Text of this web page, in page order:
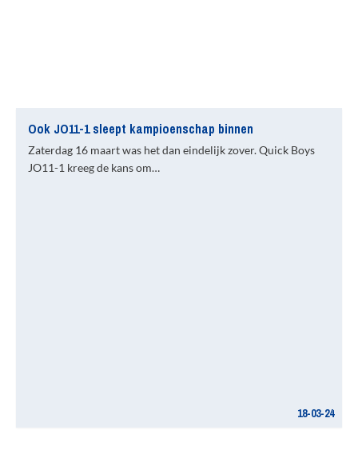
Ook JO11-1 sleept kampioenschap binnen
Zaterdag 16 maart was het dan eindelijk zover. Quick Boys
JO11-1 kreeg de kans om…
18-03-24